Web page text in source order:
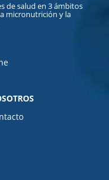
de salud en 3 ámbitos
micronutrición y la